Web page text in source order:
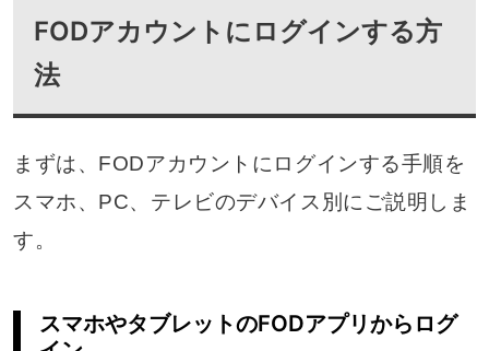
FODアカウントにログインする方
法
まずは、FODアカウントにログインする手順を
スマホ、PC、テレビのデバイス別にご説明しま
す。
スマホやタブレットのFODアプリからログ